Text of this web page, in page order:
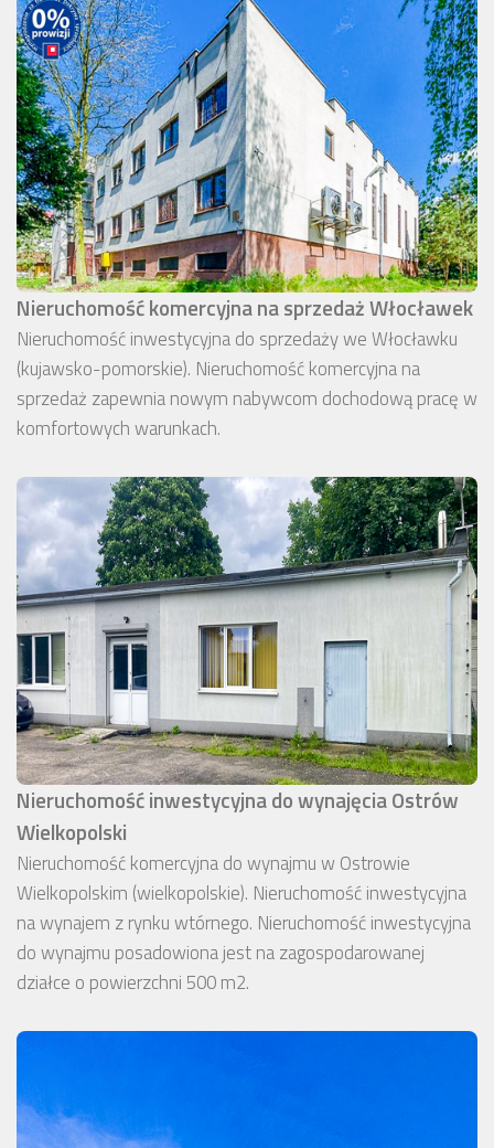
Nieruchomość komercyjna na sprzedaż Włocławek
Nieruchomość inwestycyjna do sprzedaży we Włocławku
(kujawsko-pomorskie). Nieruchomość komercyjna na
sprzedaż zapewnia nowym nabywcom dochodową pracę w
komfortowych warunkach.
Nieruchomość inwestycyjna do wynajęcia Ostrów
Wielkopolski
Nieruchomość komercyjna do wynajmu w Ostrowie
Wielkopolskim (wielkopolskie). Nieruchomość inwestycyjna
na wynajem z rynku wtórnego. Nieruchomość inwestycyjna
do wynajmu posadowiona jest na zagospodarowanej
działce o powierzchni 500 m2.